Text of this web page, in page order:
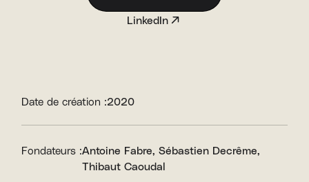
LinkedIn
Date de création :2020
Fondateurs :Antoine Fabre Sébastien Decrême
Thibaut Caoudal